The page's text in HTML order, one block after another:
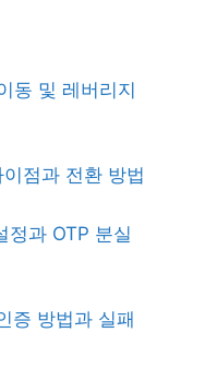
동 및 레버리지
점과 전환 방법
정과 OTP 분실
증 방법과 실패